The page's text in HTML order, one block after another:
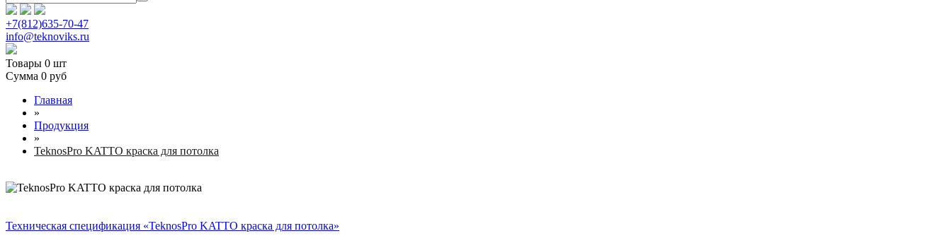
+7(812)635-70-47
info@teknoviks.ru
Товары 0 шт
Сумма 0 руб
Главная
»
Продукция
»
TeknosPro KATTO краска для потолка
Техническая спецификация «TeknosPro KATTO краска для потолка»